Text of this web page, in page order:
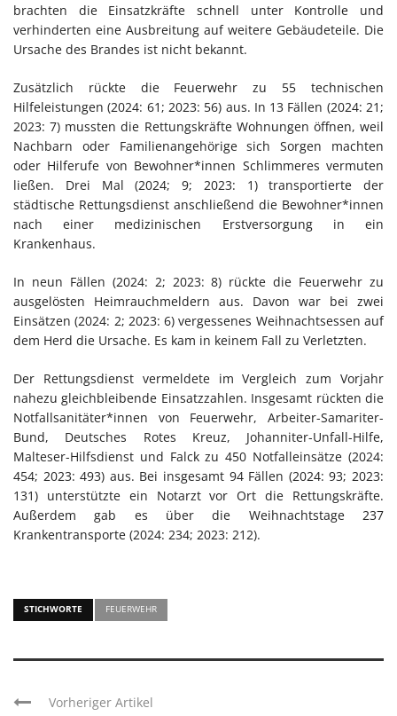
brachten die Einsatzkräfte schnell unter Kontrolle und
verhinderten eine Ausbreitung auf weitere Gebäudeteile. Die
Ursache des Brandes ist nicht bekannt.
Zusätzlich rückte die Feuerwehr zu 55 technischen
Hilfeleistungen (2024: 61; 2023: 56) aus. In 13 Fällen (2024: 21;
2023: 7) mussten die Rettungskräfte Wohnungen öffnen, weil
Nachbarn oder Familienangehörige sich Sorgen machten
oder Hilferufe von Bewohner*innen Schlimmeres vermuten
ließen. Drei Mal (2024; 9; 2023: 1) transportierte der
städtische Rettungsdienst anschließend die Bewohner*innen
nach einer medizinischen Erstversorgung in ein
Krankenhaus.
In neun Fällen (2024: 2; 2023: 8) rückte die Feuerwehr zu
ausgelösten Heimrauchmeldern aus. Davon war bei zwei
Einsätzen (2024: 2; 2023: 6) vergessenes Weihnachtsessen auf
dem Herd die Ursache. Es kam in keinem Fall zu Verletzten.
Der Rettungsdienst vermeldete im Vergleich zum Vorjahr
nahezu gleichbleibende Einsatzzahlen. Insgesamt rückten die
Notfallsanitäter*innen von Feuerwehr, Arbeiter-Samariter-
Bund, Deutsches Rotes Kreuz, Johanniter-Unfall-Hilfe,
Malteser-Hilfsdienst und Falck zu 450 Notfalleinsätze (2024:
454; 2023: 493) aus. Bei insgesamt 94 Fällen (2024: 93; 2023:
131) unterstützte ein Notarzt vor Ort die Rettungskräfte.
Außerdem gab es über die Weihnachtstage 237
Krankentransporte (2024: 234; 2023: 212).
STICHWORTE FEUERWEHR
Vorheriger Artikel